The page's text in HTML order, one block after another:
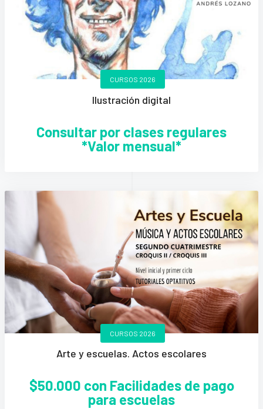
CURSOS 2026
Ilustración digital
Consultar por clases regulares
*Valor mensual*
CURSOS 2026
Arte y escuelas. Actos escolares
$50.000 con Facilidades de pago
para escuelas